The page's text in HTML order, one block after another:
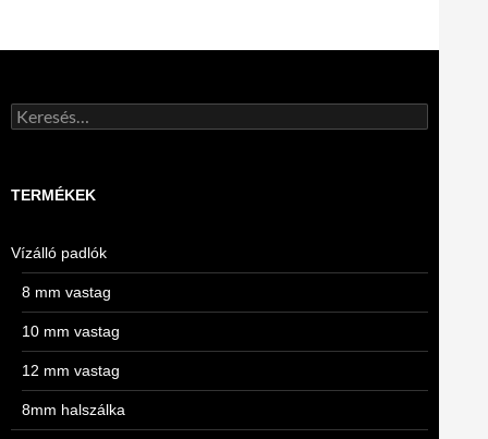
Keresés:
TERMÉKEK
Vízálló padlók
8 mm vastag
10 mm vastag
12 mm vastag
8mm halszálka